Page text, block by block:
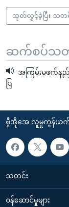
ထုတ်လွှင့်ခဲ့ပြီး သတင်း
ဆက်စပ်သတင်
အကြမ်းမဖက်နည်
ပြ
ဗွီအိုအေ လူမှုကွန်ယက်မ
သတင်း
၀န်ဆောင်မှုများ